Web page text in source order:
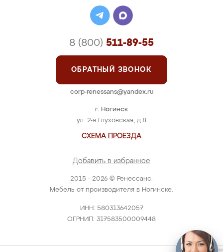
2015 - 2026 © Ренессанс.
Мебель от производителя в Ногинске.
ИНН: 580313642057
ОГРНИП: 317583500009448
г. Ногинск
ул. 2-я Глуховская, д.8
СХЕМА ПРОЕЗДА
Добавить в избранное
8 (800) 511-89-55
ОБРАТНЫЙ ЗВОНОК
corp-renessans@yandex.ru